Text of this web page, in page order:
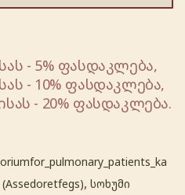
- 5% ფასდაკლება,
- 10% ფასდაკლება,
- 20% ფასდაკლება.
, სოხუმი